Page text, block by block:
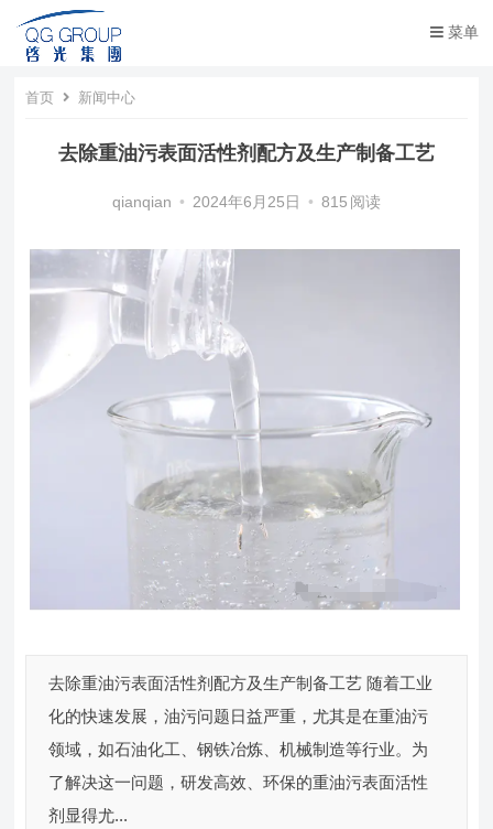
菜单
首页 新闻中心
去除重油污表面活性剂配方及生产制备工艺
qianqian • 2024年6月25日 • 815 阅读
去除重油污表面活性剂配方及生产制备工艺 随着工业
化的快速发展，油污问题日益严重，尤其是在重油污
领域，如石油化工、钢铁冶炼、机械制造等行业。为
了解决这一问题，研发高效、环保的重油污表面活性
剂显得尤...